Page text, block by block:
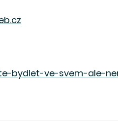
bydlet-ve-svem-ale-